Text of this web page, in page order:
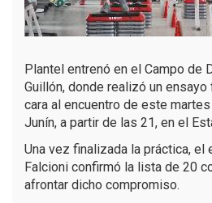
Plantel entrenó en el Campo de
Guillón, donde realizó un
cara al encuentro de este
Junín, a partir de las 21, en el
Una vez finalizada la práctica, el
Falcioni confirmó la lista de 20
afrontar dicho compromiso.